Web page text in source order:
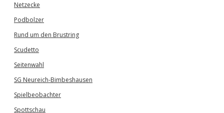
Netzecke
Podbolzer
Rund um den Brustring
Scudetto
Seitenwahl
SG Neureich-Bimbeshausen
Spielbeobachter
Spottschau